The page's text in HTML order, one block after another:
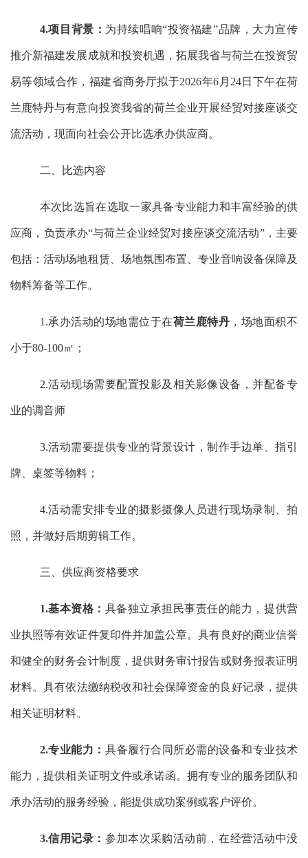
4.项目背景 ： 为持续唱响“投资福建”品牌， 大力宣传
推介新福建发展成就和投资机遇，拓展我省与荷兰在投资贸
易等领域合作，福建省商务厅拟于2026年6 月 24日下午在荷
兰鹿特丹与有意向投资我省的荷兰企业开展经贸对接座谈交
流活动 ， ‌现面向社会公开比选承办供应商。
二、 ‌比选内容
本次比选旨在选取一家具备专业能力和丰富经验的供
应商， ‌负责承办“与荷兰企业经贸对接座谈交流活动”，主要
包括：活动场地租赁、场地氛围布置、专业音响设备保障及
物料筹备等工作。
1.承办活动的场地需位于在荷兰鹿特丹 ，场地面积不
小于80-100㎡ ；
2.活动现场需要配置投影及相关影像设备，并配备专
业的调音师
3.活动需要提供专业的背景设计，制作手边单、指引
牌、桌签等物料；
4.活动需安排专业的摄影摄像人员进行现场录制、拍
照，并做好后期剪辑工作。
三、 ‌供应商资格要求
1.基本资格： 具备独立承担民事责任的能力， ‌提供营
业执照等有效证件复印件并加盖公章。‌具有良好的商业信誉
和健全的财务会计制度，‌提供财务审计报告或财务报表证明
材料。‌具有依法缴纳税收和社会保障资金的良好记录，‌提供
相关证明材料。‌
2.专业能力： ‌具备履行合同所必需的设备和专业技术
能力，‌提供相关证明文件或承诺函。‌拥有专业的服务团队和
承办活动的服务经验， ‌能提供成功案例或客户评价。‌
3.信用记录： ‌参加本次采购活动前，‌在经营活动中没